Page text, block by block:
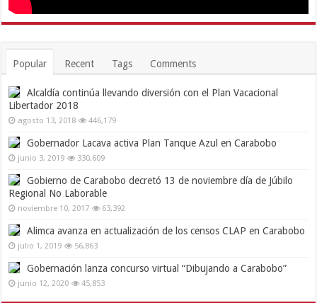
Popular Recent Tags Comments
Alcaldía continúa llevando diversión con el Plan Vacacional
Libertador 2018
agosto 13, 2018 446,179
Gobernador Lacava activa Plan Tanque Azul en Carabobo
junio 3, 2019 330,609
Gobierno de Carabobo decretó 13 de noviembre día de Júbilo
Regional No Laborable
noviembre 10, 2017 63,392
Alimca avanza en actualización de los censos CLAP en Carabobo
julio 1, 2019 56,863
Gobernación lanza concurso virtual “Dibujando a Carabobo”
junio 12, 2020 45,853